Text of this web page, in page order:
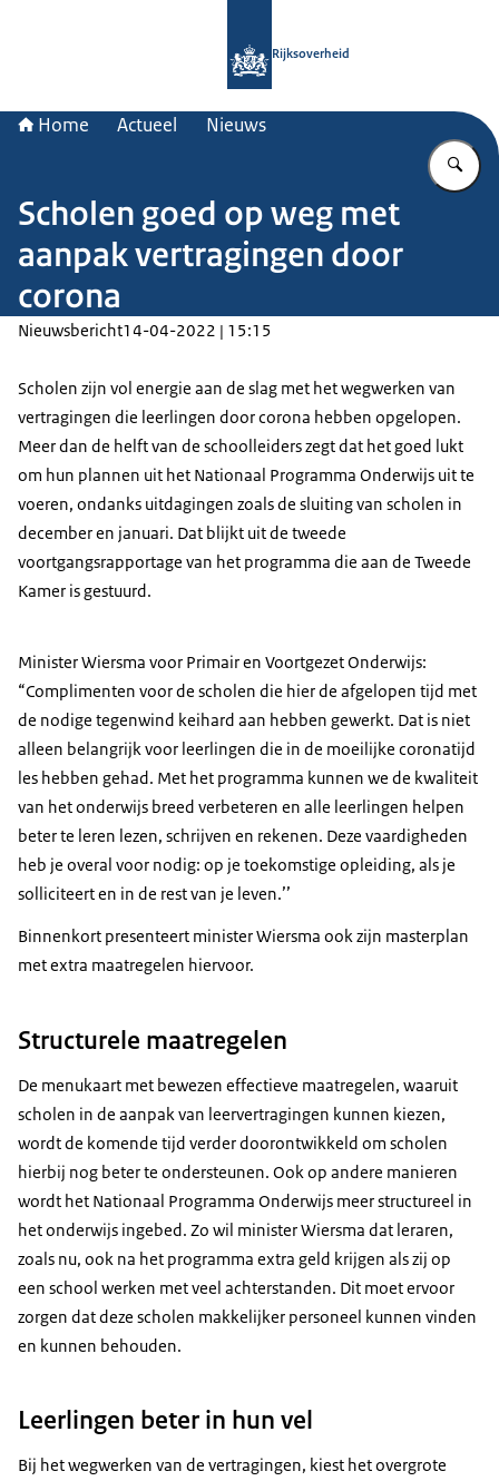
Rijksoverheid
Home Actueel Nieuws
Scholen goed op weg met
aanpak vertragingen door
corona
Nieuwsbericht14-04-2022 | 15:15
Scholen zijn vol energie aan de slag met het wegwerken van
vertragingen die leerlingen door corona hebben opgelopen.
Meer dan de helft van de schoolleiders zegt dat het goed lukt
om hun plannen uit het Nationaal Programma Onderwijs uit te
voeren, ondanks uitdagingen zoals de sluiting van scholen in
december en januari. Dat blijkt uit de tweede
voortgangsrapportage van het programma die aan de Tweede
Kamer is gestuurd.
Minister Wiersma voor Primair en Voortgezet Onderwijs:
“Complimenten voor de scholen die hier de afgelopen tijd met
de nodige tegenwind keihard aan hebben gewerkt. Dat is niet
alleen belangrijk voor leerlingen die in de moeilijke coronatijd
les hebben gehad. Met het programma kunnen we de kwaliteit
van het onderwijs breed verbeteren en alle leerlingen helpen
beter te leren lezen, schrijven en rekenen. Deze vaardigheden
heb je overal voor nodig: op je toekomstige opleiding, als je
solliciteert en in de rest van je leven.’’
Binnenkort presenteert minister Wiersma ook zijn masterplan
met extra maatregelen hiervoor.
Structurele maatregelen
De menukaart met bewezen effectieve maatregelen, waaruit
scholen in de aanpak van leervertragingen kunnen kiezen,
wordt de komende tijd verder doorontwikkeld om scholen
hierbij nog beter te ondersteunen. Ook op andere manieren
wordt het Nationaal Programma Onderwijs meer structureel in
het onderwijs ingebed. Zo wil minister Wiersma dat leraren,
zoals nu, ook na het programma extra geld krijgen als zij op
een school werken met veel achterstanden. Dit moet ervoor
zorgen dat deze scholen makkelijker personeel kunnen vinden
en kunnen behouden.
Leerlingen beter in hun vel
Bij het wegwerken van de vertragingen, kiest het overgrote